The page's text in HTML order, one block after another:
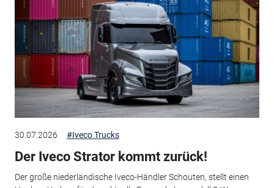
30.07.2026 #Iveco Trucks
Der Iveco Strator kommt zurück!
Der große niederländische Iveco-Händler Schouten, stellt einen